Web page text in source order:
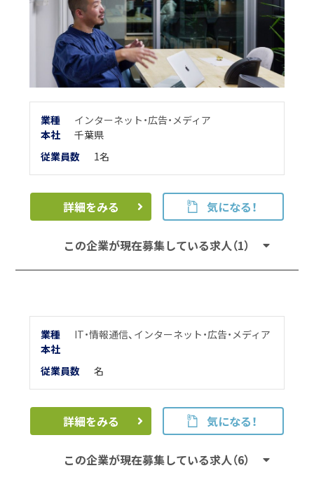
業種
インターネット・広告・メディア
本社
千葉県
従業員数
1名
詳細をみる 気になる！
この企業が現在募集している求人（1）
業種 IT・情報通信、 インターネット・広告・メディア
本社
従業員数
名
詳細をみる 気になる！
この企業が現在募集している求人（6）